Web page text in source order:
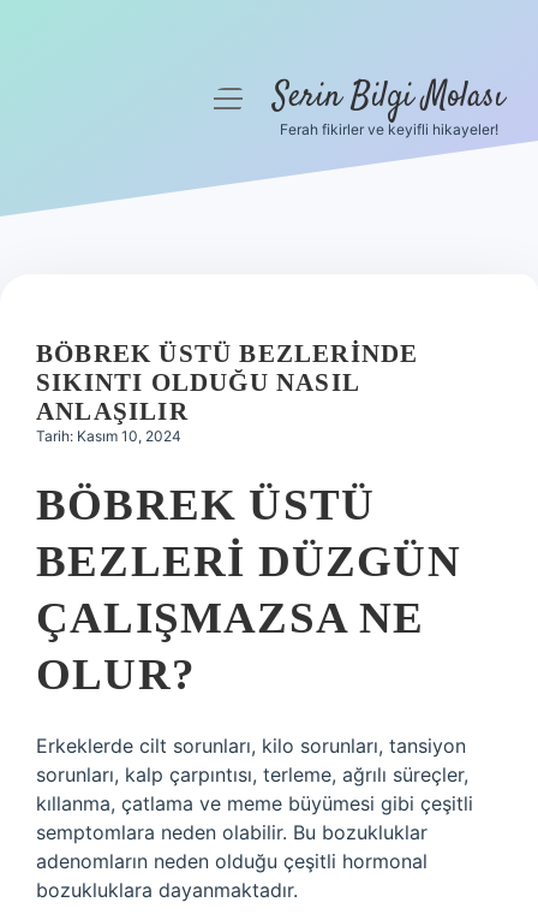
Hakkımızda
menüyüSerin Bilgi Molası
Ferah fikirler ve keyifli hikayeler!
BÖBREK ÜSTÜ BEZLERINDE
SIKINTI OLDUĞU NASIL
ANLAŞILIR
Tarih: Kasım 10, 2024
BÖBREK ÜSTÜ
BEZLERI DÜZGÜN
ÇALIŞMAZSA NE
OLUR?
Erkeklerde cilt sorunları, kilo sorunları, tansiyon
sorunları, kalp çarpıntısı, terleme, ağrılı süreçler,
kıllanma, çatlama ve meme büyümesi gibi çeşitli
semptomlara neden olabilir. Bu bozukluklar
adenomların neden olduğu çeşitli hormonal
bozukluklara dayanmaktadır.